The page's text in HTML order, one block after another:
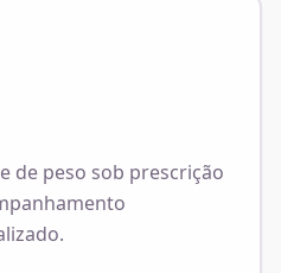
de peso sob prescrição